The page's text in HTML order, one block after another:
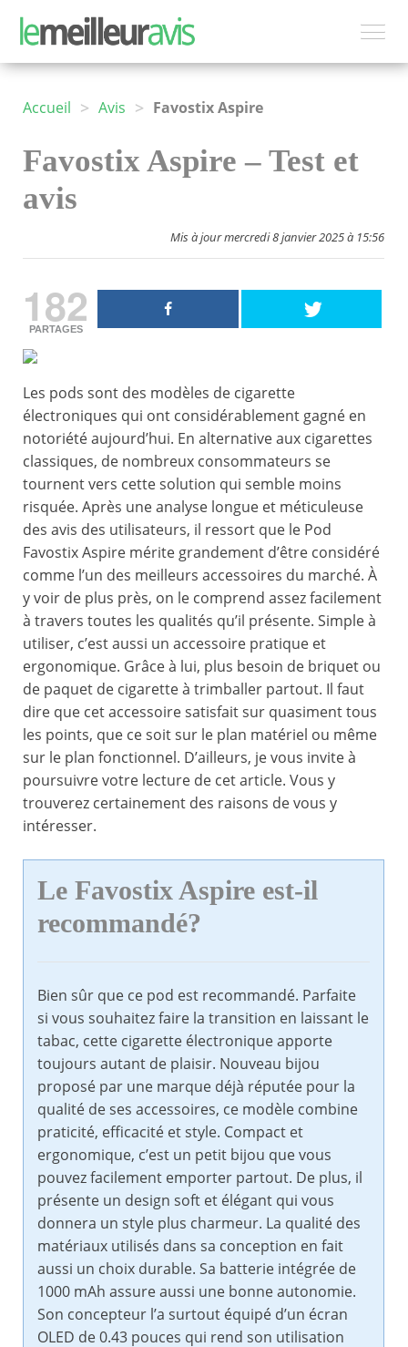
Accueil > Avis > Favostix Aspire
Favostix Aspire – Test et
avis
Mis à jour mercredi 8 janvier 2025 à 15:56
182
PARTAGES
Les pods sont des modèles de cigarette
électroniques qui ont considérablement gagné en
notoriété aujourd’hui. En alternative aux cigarettes
classiques, de nombreux consommateurs se
tournent vers cette solution qui semble moins
risquée. Après une analyse longue et méticuleuse
des avis des utilisateurs, il ressort que le Pod
Favostix Aspire mérite grandement d’être considéré
comme l’un des meilleurs accessoires du marché. À
y voir de plus près, on le comprend assez facilement
à travers toutes les qualités qu’il présente. Simple à
utiliser, c’est aussi un accessoire pratique et
ergonomique. Grâce à lui, plus besoin de briquet ou
de paquet de cigarette à trimballer partout. Il faut
dire que cet accessoire satisfait sur quasiment tous
les points, que ce soit sur le plan matériel ou même
sur le plan fonctionnel. D’ailleurs, je vous invite à
poursuivre votre lecture de cet article. Vous y
trouverez certainement des raisons de vous y
intéresser.
Le Favostix Aspire est-il
recommandé?
Bien sûr que ce pod est recommandé. Parfaite
si vous souhaitez faire la transition en laissant le
tabac, cette cigarette électronique apporte
toujours autant de plaisir. Nouveau bijou
proposé par une marque déjà réputée pour la
qualité de ses accessoires, ce modèle combine
praticité, efficacité et style. Compact et
ergonomique, c’est un petit bijou que vous
pouvez facilement emporter partout. De plus, il
présente un design soft et élégant qui vous
donnera un style plus charmeur. La qualité des
matériaux utilisés dans sa conception en fait
aussi un choix durable. Sa batterie intégrée de
1000 mAh assure aussi une bonne autonomie.
Son concepteur l’a surtout équipé d’un écran
OLED de 0.43 pouces qui rend son utilisation